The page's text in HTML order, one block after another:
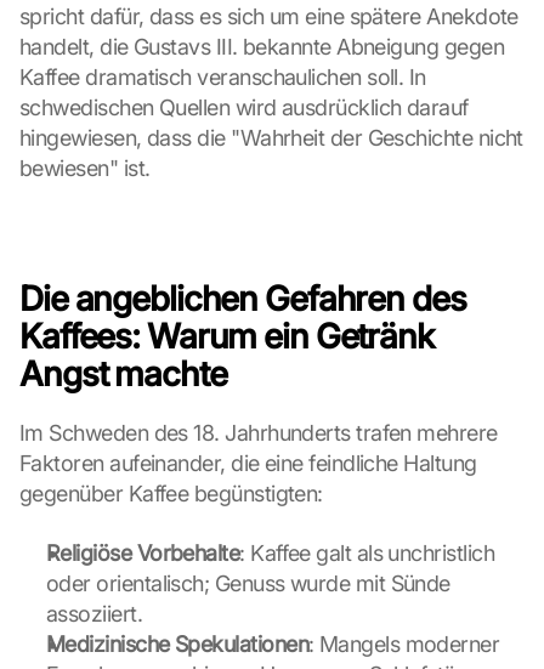
spricht dafür, dass es sich um eine spätere Anekdote
handelt, die Gustavs III. bekannte Abneigung gegen
Kaffee dramatisch veranschaulichen soll. In
schwedischen Quellen wird ausdrücklich darauf
hingewiesen, dass die "Wahrheit der Geschichte nicht
bewiesen" ist.
Die angeblichen Gefahren des
Kaffees: Warum ein Getränk
Angst machte
Im Schweden des 18. Jahrhunderts trafen mehrere
Faktoren aufeinander, die eine feindliche Haltung
gegenüber Kaffee begünstigten:
Religiöse Vorbehalte: Kaffee galt als unchristlich
oder orientalisch; Genuss wurde mit Sünde
assoziiert.
Medizinische Spekulationen: Mangels moderner
i
m
m
e
n
S
m
L
a
d
e
d
e
r
o
o
g
l
e